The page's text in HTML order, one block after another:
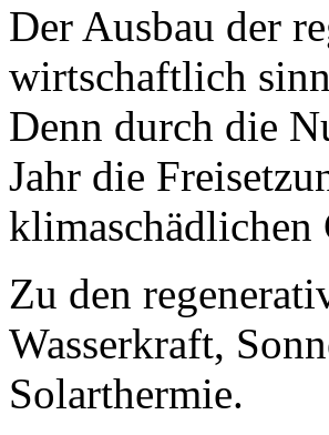
Der Ausbau der
wirtschaftlich
Denn durch die
Jahr die
klimaschädlichen
Zu den
Wasserkraft,
Solarthermie.